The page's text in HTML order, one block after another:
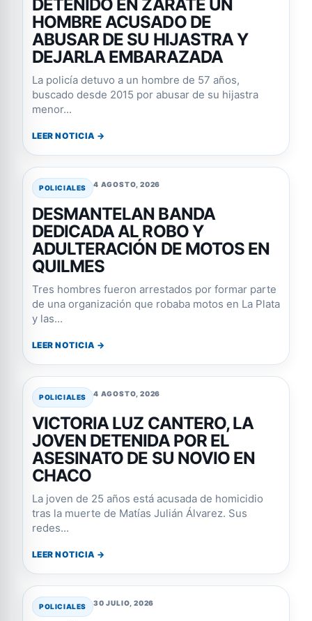
DETENIDO EN ZÁRATE UN
HOMBRE ACUSADO DE
ABUSAR DE SU HIJASTRA Y
DEJARLA EMBARAZADA
La policía detuvo a un hombre de 57 años,
buscado desde 2015 por abusar de su hijastra
menor...
LEER NOTICIA →
POLICIALES 4 AGOSTO, 2026
DESMANTELAN BANDA
DEDICADA AL ROBO Y
ADULTERACIÓN DE MOTOS EN
QUILMES
Tres hombres fueron arrestados por formar parte
de una organización que robaba motos en La Plata
y las...
LEER NOTICIA →
POLICIALES 4 AGOSTO, 2026
VICTORIA LUZ CANTERO, LA
JOVEN DETENIDA POR EL
ASESINATO DE SU NOVIO EN
CHACO
La joven de 25 años está acusada de homicidio
tras la muerte de Matías Julián Álvarez. Sus
redes...
LEER NOTICIA →
POLICIALES 30 JULIO, 2026